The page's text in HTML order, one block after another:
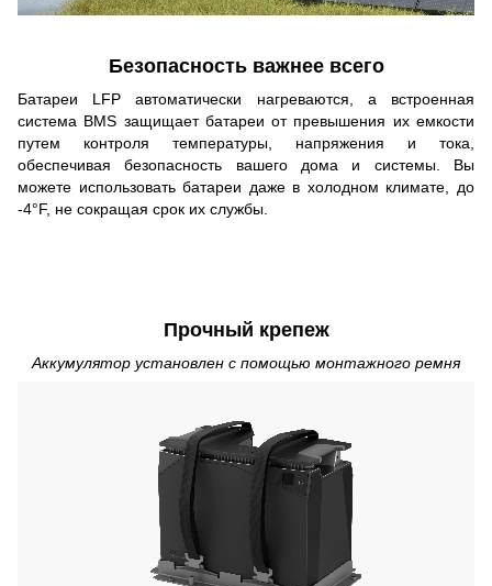
Безопасность важнее всего
Батареи LFP автоматически нагреваются, а встроенная
система BMS защищает батареи от превышения их емкости
путем контроля температуры, напряжения и тока,
обеспечивая безопасность вашего дома и системы. Вы
можете использовать батареи даже в холодном климате, до
-4°F, не сокращая срок их службы.
Прочный крепеж
Аккумулятор установлен с помощью монтажного ремня